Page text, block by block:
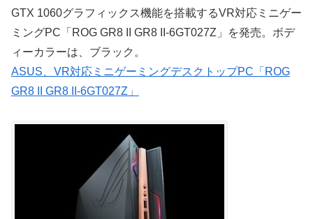
GTX 1060グラフィックス機能を搭載するVR対応ミニゲー
ミングPC「ROG GR8 II GR8 II-6GT027Z」を発売。ボデ
ィーカラーは、ブラック。
ASUS、VR対応ミニゲーミングデスクトップPC「ROG
GR8 II GR8 II-6GT027Z」